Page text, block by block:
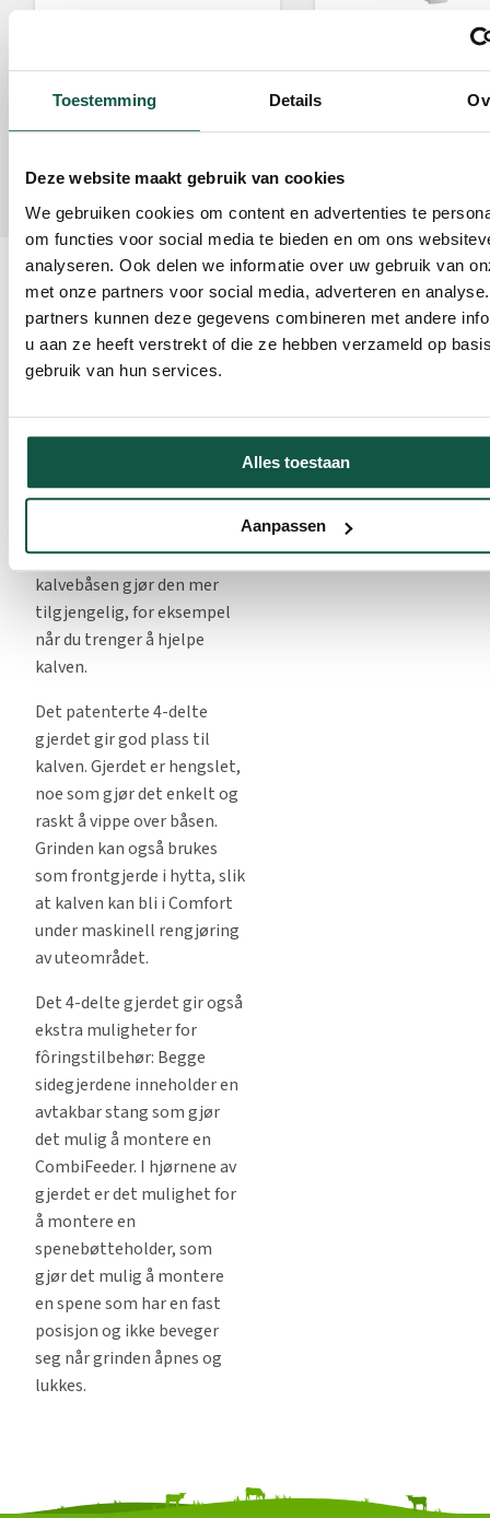
Toestemming Details
Deze website maakt gebruik van cookies
We gebruiken cookies om content en advertenties te
om functies voor social media te bieden en om ons
analyseren. Ook delen we informatie over uw gebruik van
met onze partners voor social media, adverteren en
partners kunnen deze gegevens combineren met andere
u aan ze heeft verstrekt of die ze hebben verzameld op
gebruik van hun services.
Alles toestaan
Aanpassen
Art. kode 250581
Anbefalt antall per Comfort med
Spenebøtteholder
Art. kode 250511
Anbefalt antall per
Om dette
produktet
Comfort er den ideelle
til 8 uker gamle.
som gir mer komfort for
omsorgsperson. Høyden på
kalvebåsen gjør den mer
tilgjengelig, for eksempel
når du trenger å hjelpe
kalven.
Det patenterte 4-delte
gjerdet gir god plass til
kalven. Gjerdet er hengslet,
noe som gjør det enkelt og
raskt å vippe over båsen.
Grinden kan også brukes
som frontgjerde i hytta, slik
at kalven kan bli i Comfort
under maskinell rengjøring
av uteområdet.
Det 4-delte gjerdet gir også
ekstra muligheter for
fôringstilbehør: Begge
sidegjerdene inneholder en
avtakbar stang som gjør
det mulig å montere en
CombiFeeder. I hjørnene av
gjerdet er det mulighet for
å montere en
spenebøtteholder, som
gjør det mulig å montere
en spene som har en fast
posisjon og ikke beveger
seg når grinden åpnes og
lukkes.
Be om et tilbud